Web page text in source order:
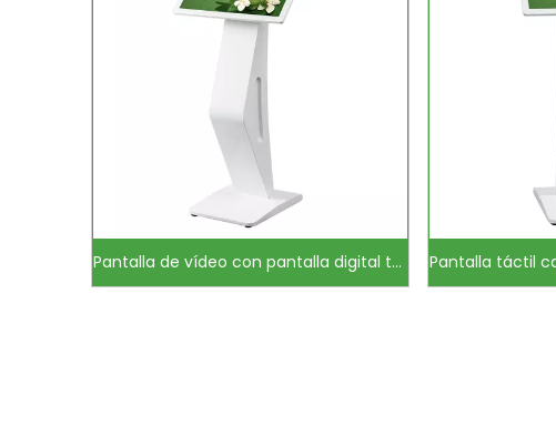
Pantalla de vídeo con pantalla digital táctil infrarroja LCD inteligente IR